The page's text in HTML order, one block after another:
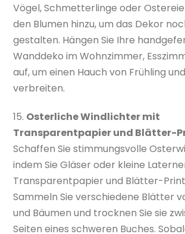
Vögel, Schmetterlinge oder
den Blumen hinzu, um das Dekor
gestalten. Hängen Sie Ihre
Wanddeko im Wohnzimmer,
auf, um einen Hauch von Frühling
verbreiten.
15. Osterliche Windlichter mit
Transparentpapier und Blätter-
Schaffen Sie stimmungsvolle
indem Sie Gläser oder kleine
Transparentpapier und Blätter-
Sammeln Sie verschiedene Blätter
und Bäumen und trocknen Sie sie
Seiten eines schweren Buches.